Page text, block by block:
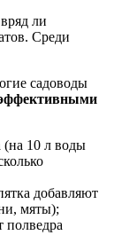
ли
Среди
садоводы
(на 10 л воды
добавляют
мяты);
полведра